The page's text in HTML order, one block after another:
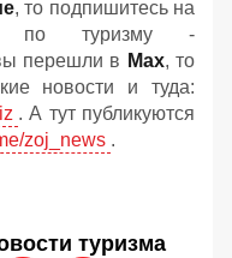
, то подпишитесь на
по туризму -
перешли в Мах, то
новости и туда:
. А тут публикуются
zoj_news .
туризма